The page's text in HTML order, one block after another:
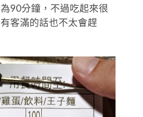
90分鐘，不過吃起來很
客滿的話也不太會趕